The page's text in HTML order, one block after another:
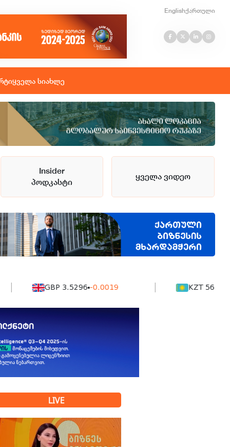
Englishქართული
ყველა სიახლე
Insider
პოდკასტი
ყველა ვიდეო
GBP 3.5296 -0.0019 KZT 56.04
LIVE